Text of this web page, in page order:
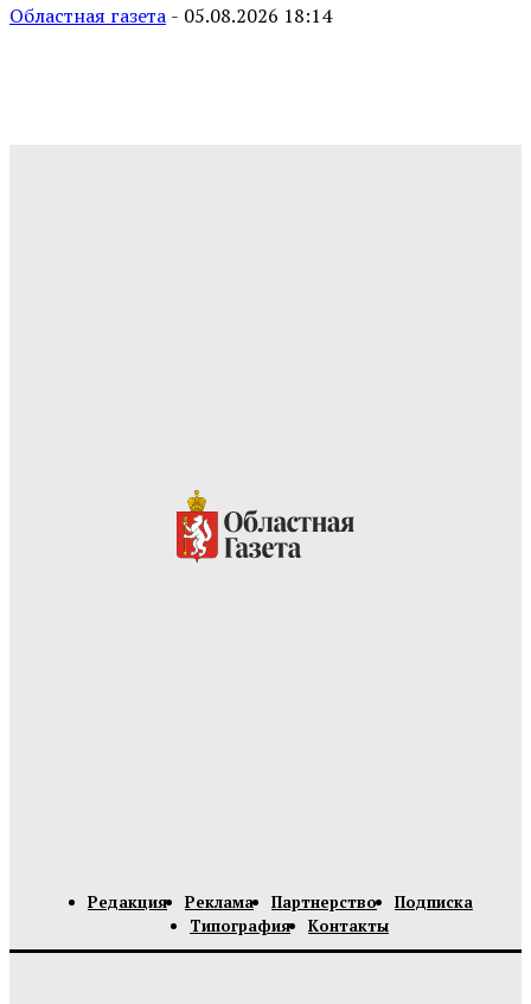
Областная газета - 05.08.2026 18:14
Редакция Реклама Партнерство
Подписка
Типография
Контакты